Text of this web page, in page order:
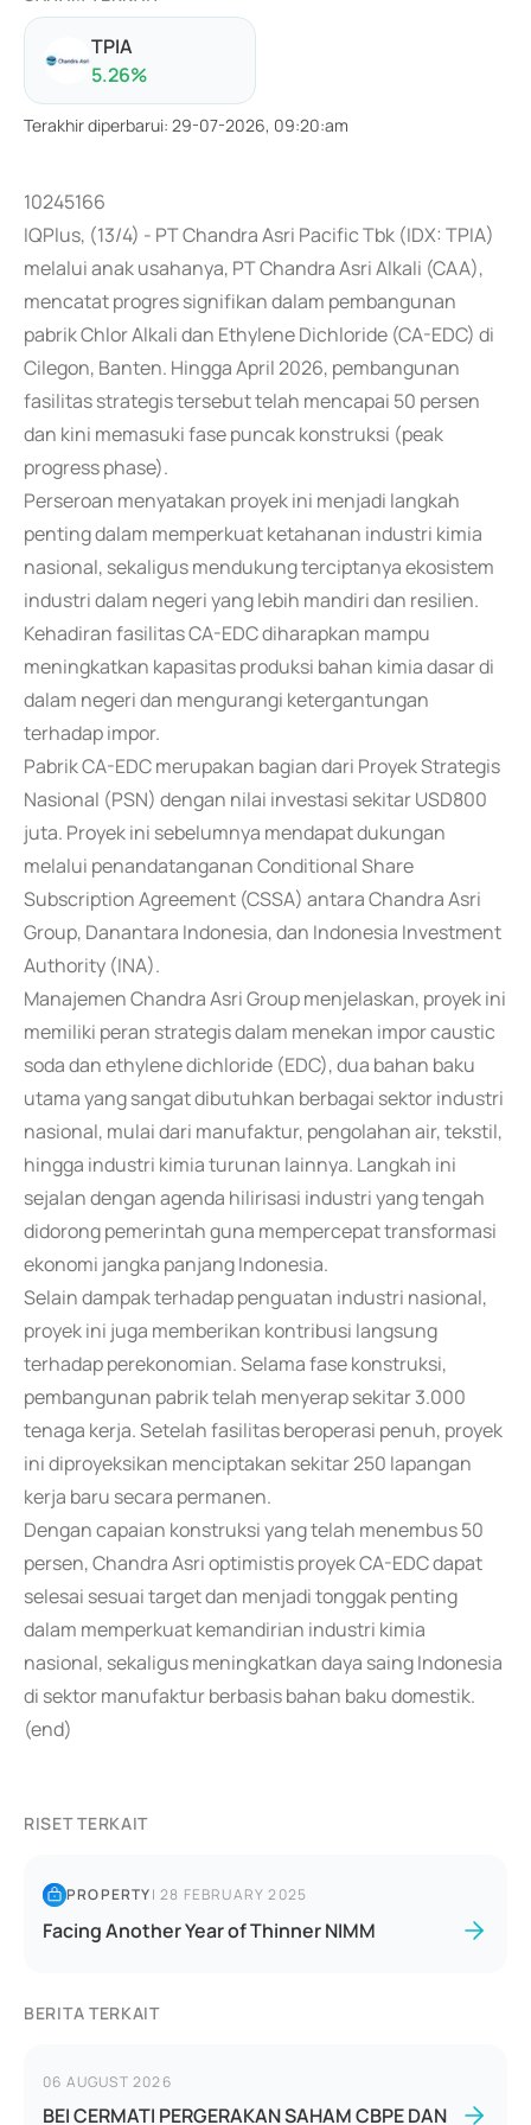
TPIA
5.26%
Terakhir diperbarui: 29-07-2026, 09:20:am
10245166
IQPlus, (13/4) - PT Chandra Asri Pacific Tbk (IDX: TPIA)
melalui anak usahanya, PT Chandra Asri Alkali (CAA),
mencatat progres signifikan dalam pembangunan
pabrik Chlor Alkali dan Ethylene Dichloride (CA-EDC) di
Cilegon, Banten. Hingga April 2026, pembangunan
fasilitas strategis tersebut telah mencapai 50 persen
dan kini memasuki fase puncak konstruksi (peak
progress phase).
Perseroan menyatakan proyek ini menjadi langkah
penting dalam memperkuat ketahanan industri kimia
nasional, sekaligus mendukung terciptanya ekosistem
industri dalam negeri yang lebih mandiri dan resilien.
Kehadiran fasilitas CA-EDC diharapkan mampu
meningkatkan kapasitas produksi bahan kimia dasar di
dalam negeri dan mengurangi ketergantungan
terhadap impor.
Pabrik CA-EDC merupakan bagian dari Proyek Strategis
Nasional (PSN) dengan nilai investasi sekitar USD800
juta. Proyek ini sebelumnya mendapat dukungan
melalui penandatanganan Conditional Share
Subscription Agreement (CSSA) antara Chandra Asri
Group, Danantara Indonesia, dan Indonesia Investment
Authority (INA).
Manajemen Chandra Asri Group menjelaskan, proyek ini
memiliki peran strategis dalam menekan impor caustic
soda dan ethylene dichloride (EDC), dua bahan baku
utama yang sangat dibutuhkan berbagai sektor industri
nasional, mulai dari manufaktur, pengolahan air, tekstil,
hingga industri kimia turunan lainnya. Langkah ini
sejalan dengan agenda hilirisasi industri yang tengah
didorong pemerintah guna mempercepat transformasi
ekonomi jangka panjang Indonesia.
Selain dampak terhadap penguatan industri nasional,
proyek ini juga memberikan kontribusi langsung
terhadap perekonomian. Selama fase konstruksi,
pembangunan pabrik telah menyerap sekitar 3.000
tenaga kerja. Setelah fasilitas beroperasi penuh, proyek
ini diproyeksikan menciptakan sekitar 250 lapangan
kerja baru secara permanen.
Dengan capaian konstruksi yang telah menembus 50
persen, Chandra Asri optimistis proyek CA-EDC dapat
selesai sesuai target dan menjadi tonggak penting
dalam memperkuat kemandirian industri kimia
nasional, sekaligus meningkatkan daya saing Indonesia
di sektor manufaktur berbasis bahan baku domestik.
(end)
RISET TERKAIT
PROPERTY|28 FEBRUARY 2025
Facing Another Year of Thinner NIMM
BERITA TERKAIT
06 AUGUST 2026
BEI CERMATI PERGERAKAN SAHAM CBPE DAN